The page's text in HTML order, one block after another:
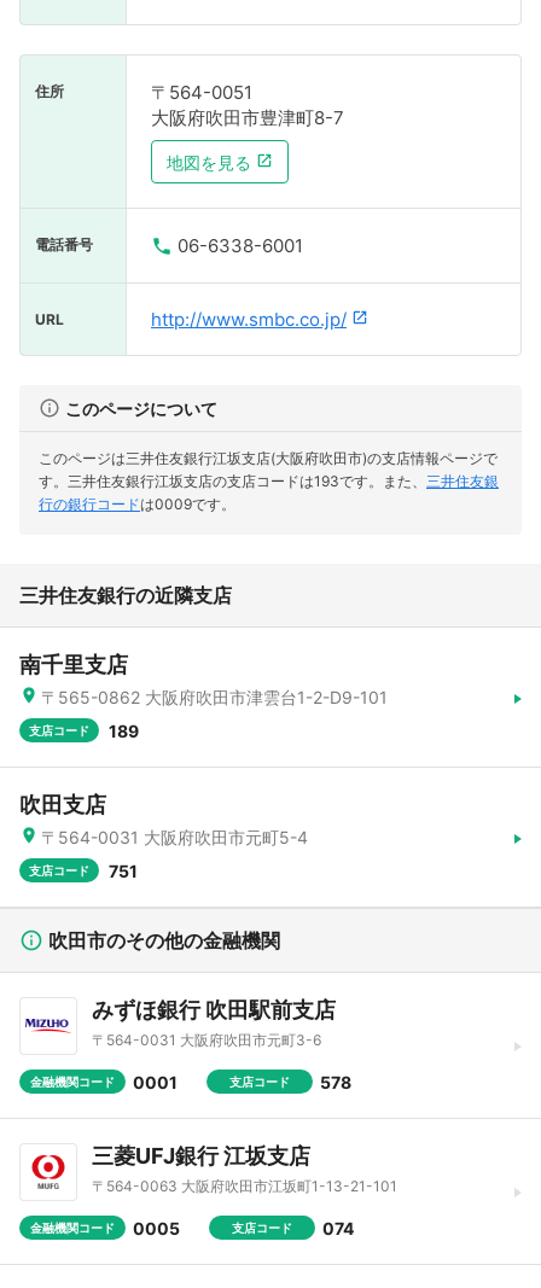
住所
〒564-0051
大阪府吹田市豊津町8-7
地図を見る
電話番号 06-6338-6001
URL http://www.smbc.co.jp/
このページについて
このページは三井住友銀行江坂支店(大阪府吹田市)の支店情報ページで
す。 三井住友銀行江坂支店の支店コードは193です。 また、 三井住友銀
行の銀行コードは0009です。
三井住友銀行の近隣支店
南千里支店
〒565-0862 大阪府吹田市津雲台1-2-D9-101
支店コード 189
吹田支店
〒564-0031 大阪府吹田市元町5-4
支店コード 751
吹田市のその他の金融機関
みずほ銀行 吹田駅前支店
〒564-0031 大阪府吹田市元町3-6
金融機関コード 0001 支店コード 578
三菱UFJ銀行 江坂支店
〒564-0063 大阪府吹田市江坂町1-13-21-101
金融機関コード 0005 支店コード 074